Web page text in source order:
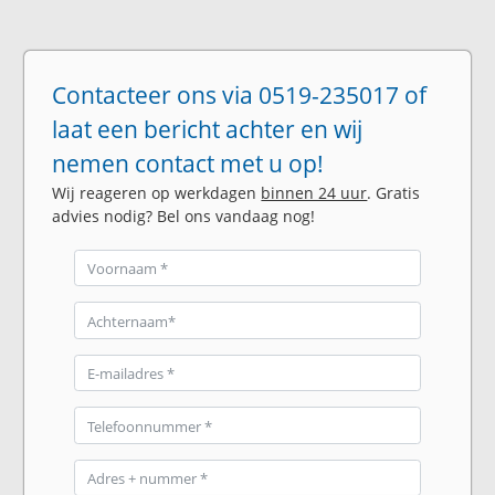
Contacteer ons via 0519-235017 of
laat een bericht achter en wij
nemen contact met u op!
Wij reageren op werkdagen binnen 24 uur. Gratis
advies nodig? Bel ons vandaag nog!